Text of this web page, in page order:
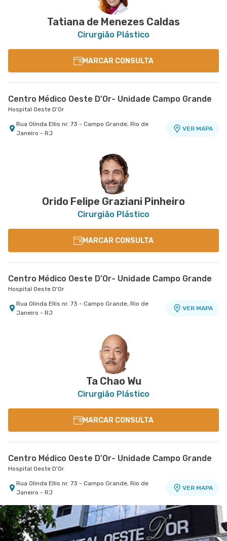
Tatiana de Menezes Caldas
Cirurgião Plástico
MARCAR CONSULTA
Centro Médico Oeste D'Or- Unidade Campo Grande
Hospital Oeste D'Or
Rua Olinda Ellis nr. 73 - Campo Grande, Rio de
Janeiro - RJ
VER MAPA
Orido Felipe Graziani Pinheiro
Cirurgião Plástico
MARCAR CONSULTA
Centro Médico Oeste D'Or- Unidade Campo Grande
Hospital Oeste D'Or
Rua Olinda Ellis nr. 73 - Campo Grande, Rio de
Janeiro - RJ
VER MAPA
Ta Chao Wu
Cirurgião Plástico
MARCAR CONSULTA
Centro Médico Oeste D'Or- Unidade Campo Grande
Hospital Oeste D'Or
Rua Olinda Ellis nr. 73 - Campo Grande, Rio de
Janeiro - RJ
VER MAPA